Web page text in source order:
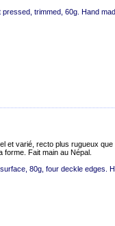
trimmed, 60g. Hand
et varié, recto plus rugueux que
Fait main au Népal.
80g, four deckle edges.